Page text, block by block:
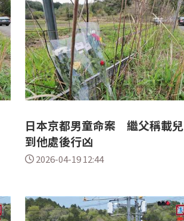
日本京都男童命案 繼父稱載兒
到他處後行凶
2026-04-19 12:44